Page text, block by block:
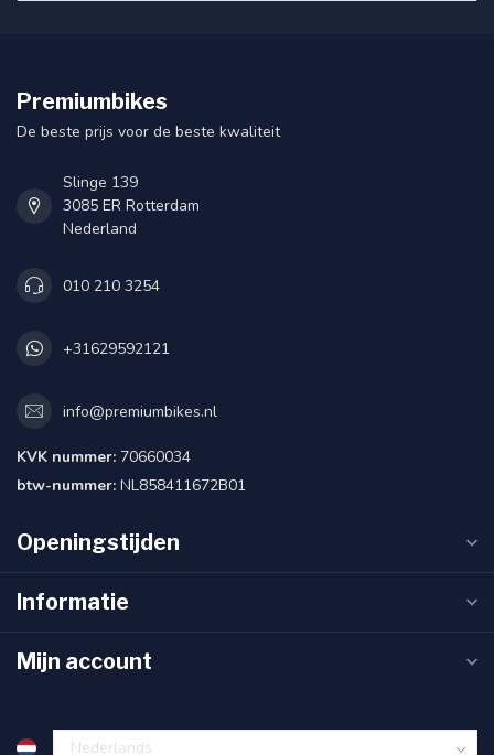
Premiumbikes
De beste prijs voor de beste kwaliteit
Slinge 139
3085 ER Rotterdam
Nederland
010 210 3254
+31629592121
info@premiumbikes.nl
KVK nummer: 70660034
btw-nummer: NL858411672B01
Openingstijden
Informatie
Mijn account